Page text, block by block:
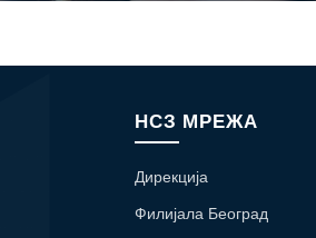
НСЗ МРЕЖА
Дирекција
Филијала Београд